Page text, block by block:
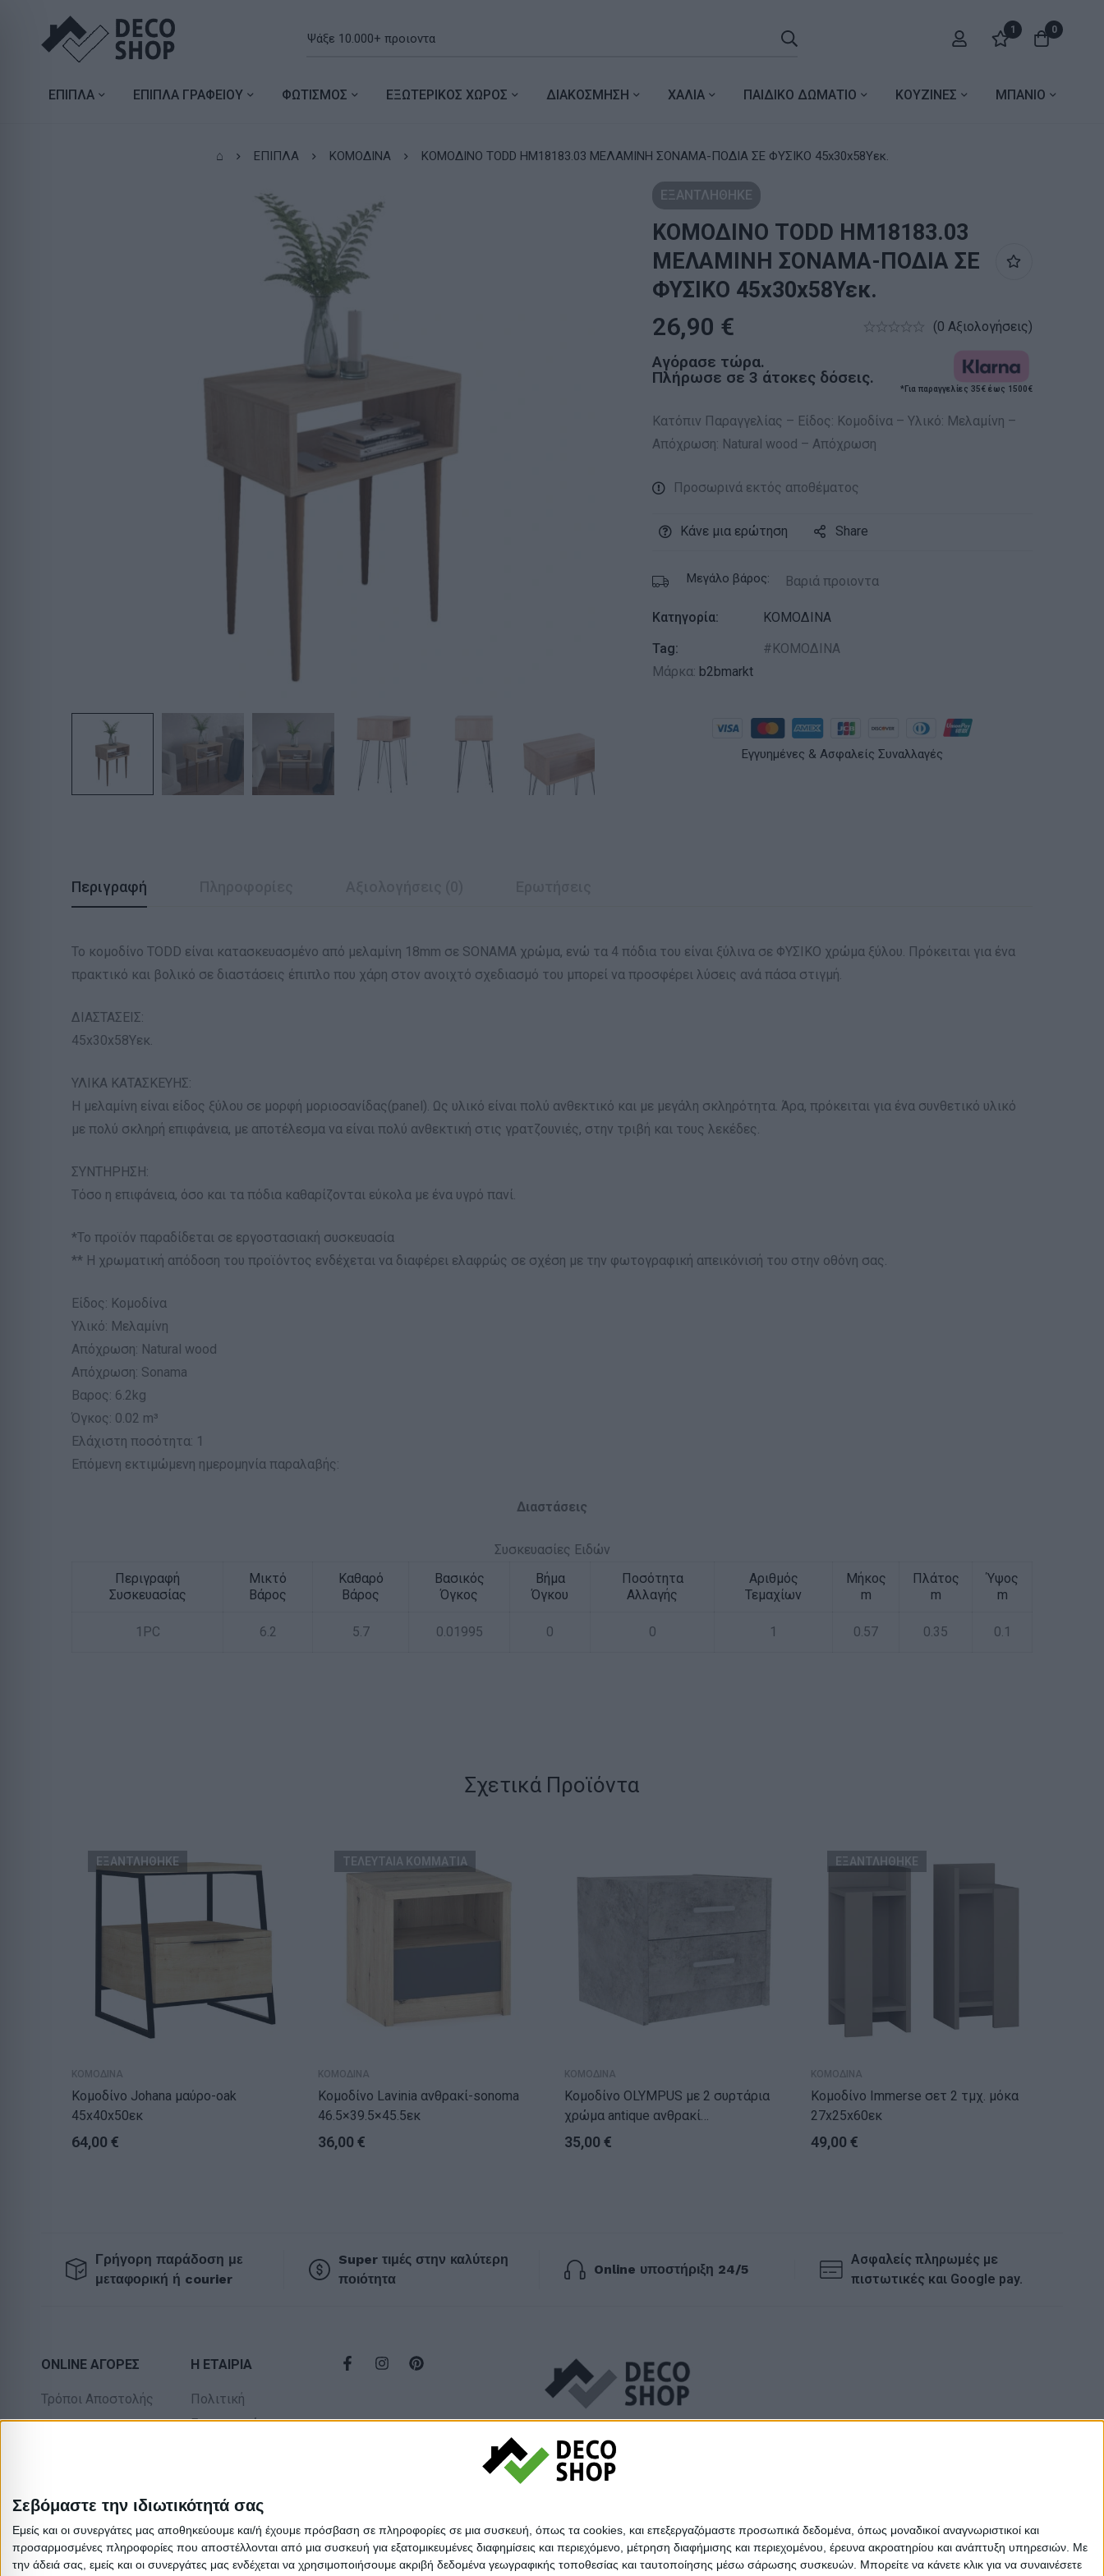
Σεβόμαστε την ιδιωτικότητά σας
Εμείς και οι συνεργάτες μας αποθηκεύουμε και/ή έχουμε πρόσβαση σε πληροφορίες σε μια συσκευή, όπως τα cookies, και επεξεργαζόμαστε προσωπικά δεδομένα, όπως μοναδικοί αναγνωριστικοί και
προσαρμοσμένες πληροφορίες που αποστέλλονται από μια συσκευή για εξατομικευμένες διαφημίσεις και περιεχόμενο, μέτρηση διαφήμισης και περιεχομένου, έρευνα ακροατηρίου και ανάπτυξη υπηρεσιών. Με
την άδειά σας, εμείς και οι συνεργάτες μας ενδέχεται να χρησιμοποιήσουμε ακριβή δεδομένα γεωγραφικής τοποθεσίας και ταυτοποίησης μέσω σάρωσης συσκευών. Μπορείτε να κάνετε κλικ για να συναινέσετε
1 0
ΕΠΙΠΛΑ ΕΠΙΠΛΑ ΓΡΑΦΕΙΟΥ ΦΩΤΙΣΜΟΣ ΕΞΩΤΕΡΙΚΟΣ ΧΩΡΟΣ ΔΙΑΚΟΣΜΗΣΗ ΧΑΛΙΑ ΠΑΙΔΙΚΟ ΔΩΜΑΤΙΟ ΚΟΥΖΙΝΕΣ ΜΠΑΝΙΟ
⌂ ΕΠΙΠΛΑ ΚΟΜΟΔΙΝΑ ΚΟΜΟΔΙΝΟ TODD HM18183.03 ΜΕΛΑΜΙΝΗ ΣΟΝΑΜΑ-ΠΟΔΙΑ ΣΕ ΦΥΣΙΚΟ 45x30x58Υεκ.
ΕΞΑΝΤΛΗΘΗΚΕ
ΚΟΜΟΔΙΝΟ TODD HM18183.03
ΜΕΛΑΜΙΝΗ ΣΟΝΑΜΑ-ΠΟΔΙΑ ΣΕ
ΦΥΣΙΚΟ 45x30x58Υεκ.
26,90 € (0 Αξιολογήσεις)
Αγόρασε τώρα.
Πλήρωσε σε 3 άτοκες δόσεις.
*Για παραγγελίες 35€ έως 1500€
Κατόπιν Παραγγελίας – Είδος: Κομοδίνα – Υλικό: Μελαμίνη –
Απόχρωση: Natural wood – Απόχρωση
Προσωρινά εκτός αποθέματος
Κάνε μια ερώτηση Share
Μεγάλο βάρος: Βαριά προιοντα
Κατηγορία:
ΚΟΜΟΔΙΝΑ
Tag:
ΚΟΜΟΔΙΝΑ
Μάρκα: b2bmarkt
Εγγυημένες & Ασφαλείς Συναλλαγές
Περιγραφή
Το κομοδίνο TODD είναι κατασκευασμένο από μελαμίνη 18mm σε SONAMA χρώμα, ενώ τα 4 πόδια του είναι ξύλινα σε ΦΥΣΙΚΟ χρώμα ξύλου. Πρόκειται για ένα
πρακτικό και βολικό σε διαστάσεις έπιπλο που χάρη στον ανοιχτό σχεδιασμό του μπορεί να προσφέρει λύσεις ανά πάσα στιγμή.
ΔΙΑΣΤΑΣΕΙΣ:
45x30x58Υεκ.
ΥΛΙΚΑ ΚΑΤΑΣΚΕΥΗΣ:
Η μελαμίνη είναι είδος ξύλου σε μορφή μοριοσανίδας(panel). Ως υλικό είναι πολύ ανθεκτικό και με μεγάλη σκληρότητα. Άρα, πρόκειται για ένα συνθετικό υλικό
με πολύ σκληρή επιφάνεια, με αποτέλεσμα να είναι πολύ ανθεκτική στις γρατζουνιές, στην τριβή και τους λεκέδες.
ΣΥΝΤΗΡΗΣΗ:
Τόσο η επιφάνεια, όσο και τα πόδια καθαρίζονται εύκολα με ένα υγρό πανί.
*Το προϊόν παραδίδεται σε εργοστασιακή συσκευασία
** Η χρωματική απόδοση του προϊόντος ενδέχεται να διαφέρει ελαφρώς σε σχέση με την φωτογραφική απεικόνισή του στην οθόνη σας.
Είδος: Κομοδίνα
Υλικό: Μελαμίνη
Απόχρωση: Natural wood
Απόχρωση: Sonama
Βαρος: 6.2kg
Όγκος: 0.02 m³
Ελάχιστη ποσότητα: 1
Επόμενη εκτιμώμενη ημερομηνία παραλαβής:
Διαστάσεις
Συσκευασίες Ειδών
Περιγραφή
Συσκευασίας
Μικτό
Βάρος
Καθαρό
Βάρος
Βασικός
Όγκος
Βήμα
Όγκου
Ποσότητα
Αλλαγής
Αριθμός
Τεμαχίων
Μήκος
m
Πλάτος
m
Ύψος
m
1PC 6.2 5.7 0.01995 0 0 1 0.57 0.35 0.1
Σχετικά Προϊόντα
ΕΞΑΝΤΛΗΘΗΚΕ
ΚΟΜΟΔΙΝΑ
Κομοδίνο Johana μαύρο-oak
45x40x50εκ
64,00 €
ΤΕΛΕΥΤΑΙΑ ΚΟΜΜΑΤΙΑ
ΚΟΜΟΔΙΝΑ
Κομοδίνο Lavinia ανθρακί-sonoma
46.5×39.5×45.5εκ
36,00 €
ΚΟΜΟΔΙΝΑ
Κομοδίνο OLYMPUS με 2 συρτάρια
χρώμα antique ανθρακί
47.5×40.5×40.5εκ
35,00 €
ΕΞΑΝΤΛΗΘΗΚΕ
ΚΟΜΟΔΙΝΑ
Κομοδίνο Immerse σετ 2 τμχ. μόκα
27x25x60εκ
49,00 €
Γρήγορη παράδοση με
μεταφορική ή courier
Super τιμές στην καλύτερη
ποιότητα
Online υποστήριξη 24/5
Ασφαλείς πληρωμές με
πιστωτικές και Google pay.
ONLINE ΑΓΟΡΕΣ
Τρόποι Αποστολής
Τρόποι Πληρωμής
επιστροφών
Η ΕΤΑΙΡΙΑ
Πολιτική
Επιστροφών
δεδομένα
Σχετικά με εμάς